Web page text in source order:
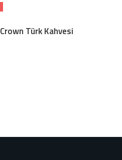
Türk Kahvesi